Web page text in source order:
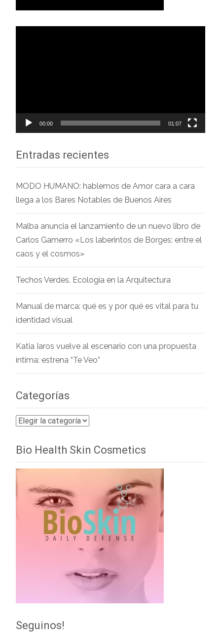
00:00 01:07
Entradas recientes
MODO HUMANO: hablemos de Amor cara a cara
llega a los Bares Notables de Buenos Aires
Malba anuncia el lanzamiento de un nuevo libro de
Carlos Gamerro «Los laberintos de Borges: entre el
caos y el cosmos»
Techos Verdes. Ecología en la Arquitectura
Manual de marca: qué es y por qué es vital para tu
identidad visual
Katia Iaros vuelve al escenario con una propuesta
íntima: estrena “Te Veo”
Categorías
Categorías
Bio Health Skin Cosmetics
Seguinos!